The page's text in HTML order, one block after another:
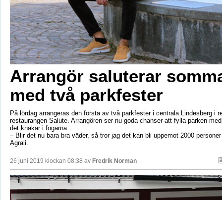
Arrangör saluterar
med två parkfester
På lördag arrangeras den första av två parkfester i centrala Lindesberg i
restaurangen Salute. Arrangören ser nu goda chanser att fylla parken
det knakar i fogarna.
– Blir det nu bara bra väder, så tror jag det kan bli uppemot 2000
Agrali.
26 juni 2019 klockan 08:38 av Fredrik Norman